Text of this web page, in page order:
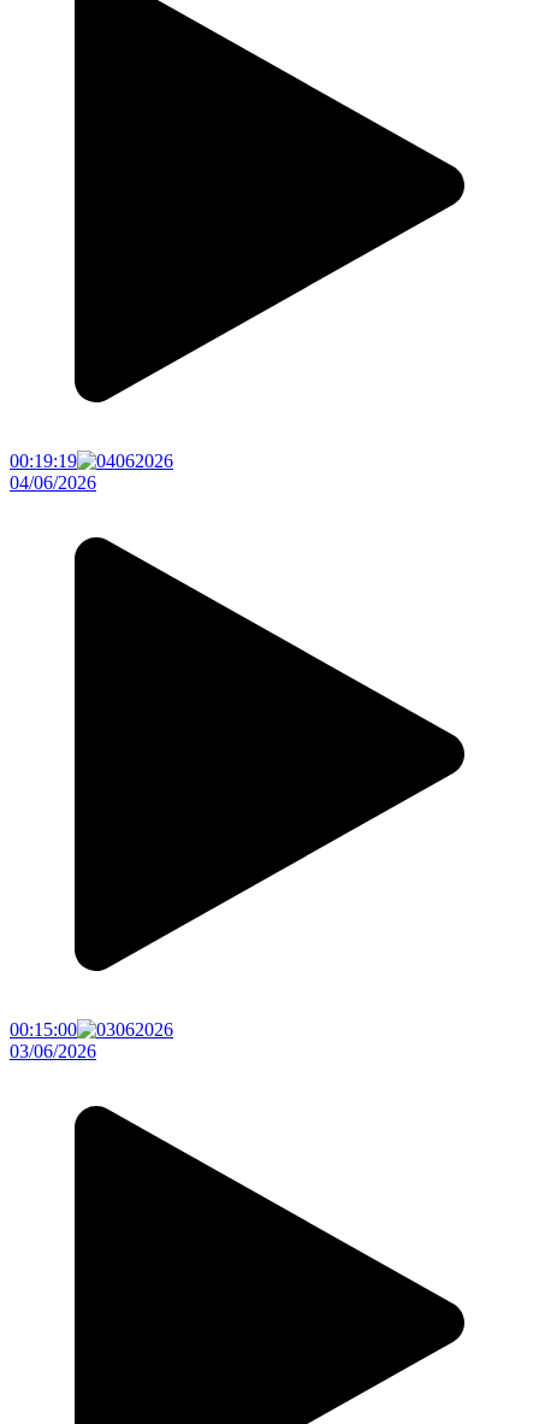
00:19:19
04/06/2026
00:15:00
03/06/2026